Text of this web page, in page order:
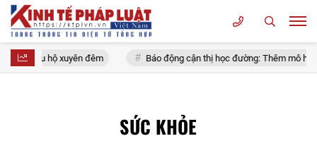
đêm Báo động cận thị học đường: Thêm mô hình chuẩn quốc
SỨC KHỎE